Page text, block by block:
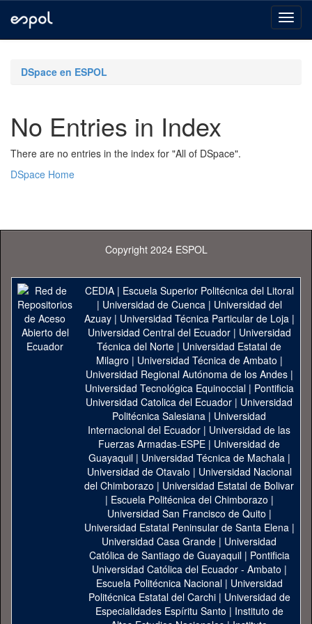
navigationDSpace en ESPOL
No Entries in Index
There are no entries in the index for "All of DSpace".
DSpace Home
Copyright 2024 ESPOL
CEDIA| Escuela Superior Politécnica del Litoral
| Universidad de Cuenca| Universidad del
Azuay| Universidad Técnica Particular de Loja|
Universidad Central del Ecuador| Universidad
Técnica del Norte | Universidad Estatal de
Milagro | Universidad Técnica de Ambato |
Universidad Regional Autónoma de los Andes|
Universidad Tecnológica Equinoccial| Pontificia
Universidad Catolica del Ecuador | Universidad
Politécnica Salesiana | Universidad
Internacional del Ecuador | Universidad de las
Fuerzas Armadas-ESPE | Universidad de
Guayaquil| Universidad Técnica de Machala|
Universidad de Otavalo | Universidad Nacional
del Chimborazo | Universidad Estatal de Bolivar
| Escuela Politécnica del Chimborazo |
Universidad San Francisco de Quito |
Universidad Estatal Peninsular de Santa Elena|
Universidad Casa Grande | Universidad
Católica de Santiago de Guayaquil| Pontificia
Universidad Católica del Ecuador - Ambato |
Escuela Politécnica Nacional| Universidad
Politécnica Estatal del Carchi| Universidad de
Especialidades Espíritu Santo | Instituto de